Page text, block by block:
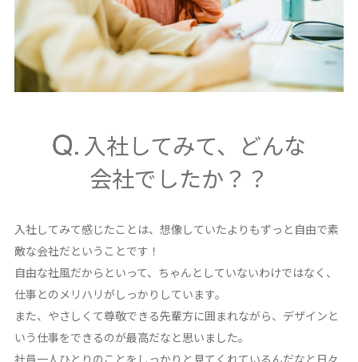
入社してみて、どんな
会社でしたか？？
入社してみて感じたことは、想像していたよりもずっと自由で素
敵な会社だということです！
自由な社風だからといって、ちゃんとしていないわけではなく、
仕事とのメリハリがしっかりしています。
また、やさしくて尊敬できる先輩方に囲まれながら、デザインと
いう仕事をできるのが最高だなと思いました。
社員一人ひとりのことをしっかりと見てくれているんだなと日々